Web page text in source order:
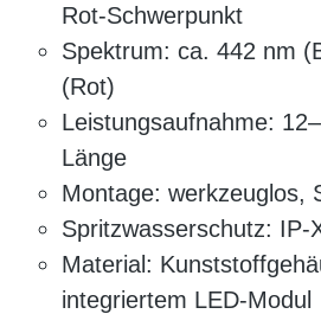
Rot-Schwerpunkt
Spektrum: ca. 442 nm
(Rot)
Leistungsaufnahme:
Länge
Montage: werkzeuglos,
Spritzwasserschutz: IP-
Material:
integriertem LED-Modul